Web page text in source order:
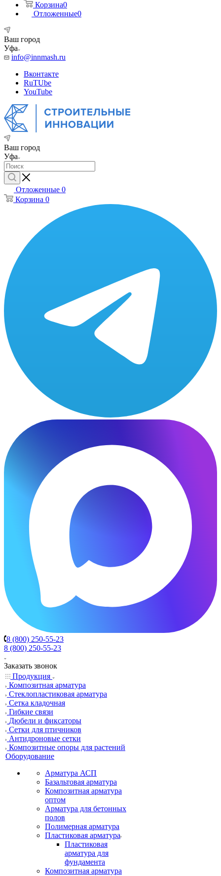
Корзина0
Отложенные0
Ваш город
Уфа
info@innmash.ru
Вконтакте
RuTUbe
YouTube
Ваш город
Уфа
Отложенные 0
Корзина 0
8 (800) 250-55-23
8 (800) 250-55-23
Заказать звонок
Продукция
Композитная арматура
Cтеклопластиковая арматура
Сетка кладочная
Гибкие связи
Дюбели и фиксаторы
Сетки для птичников
Антидроновые сетки
Композитные опоры для растений
Оборудование
Арматура АСП
Базальтовая арматура
Композитная арматура
оптом
Арматура для бетонных
полов
Полимерная арматура
Пластиковая арматура
Пластиковая
арматура для
фундамента
Композитная арматура